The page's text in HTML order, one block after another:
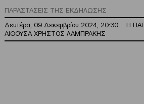
ΠΑΡΑΣΤΑΣΕΙΣ ΤΗΣ ΕΚΔΗΛΩΣΗΣ
Δευτέρα, 09 Δεκεμβρίου 2024, 20:30
Η
ΑΙΘΟΥΣΑ ΧΡΗΣΤΟΣ ΛΑΜΠΡΑΚΗΣ